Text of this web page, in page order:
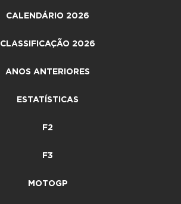
CALENDÁRIO 2026
CLASSIFICAÇÃO 2026
ANOS ANTERIORES
ESTATÍSTICAS
F2
F3
MOTOGP